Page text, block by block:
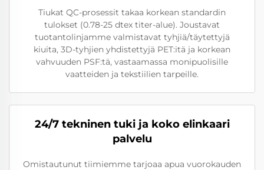
Tiukat QC-prosessit takaa korkean standardin
tulokset (0.78-25 dtex titer-alue). Joustavat
tuotantolinjamme valmistavat tyhjiä/täytettyjä
kiuita, 3D-tyhjien yhdistettyjä PET:itä ja korkean
vahvuuden PSF:tä, vastaamassa monipuolisille
vaatteiden ja tekstiilien tarpeille.
24/7 tekninen tuki ja koko elinkaari
palvelu
Omistautunut tiimiemme tarjoaa apua vuorokauden